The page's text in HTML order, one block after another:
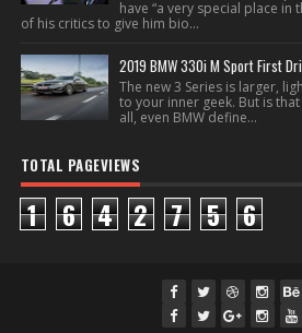
have “a very special place
of his critics to give him bio...
2019 BMW 330i M Sport First
The new 3 Series is larger,
to your inner geek. But is
all, even BMW define...
TOTAL PAGEVIEWS
1 6 4 2 7 5 6